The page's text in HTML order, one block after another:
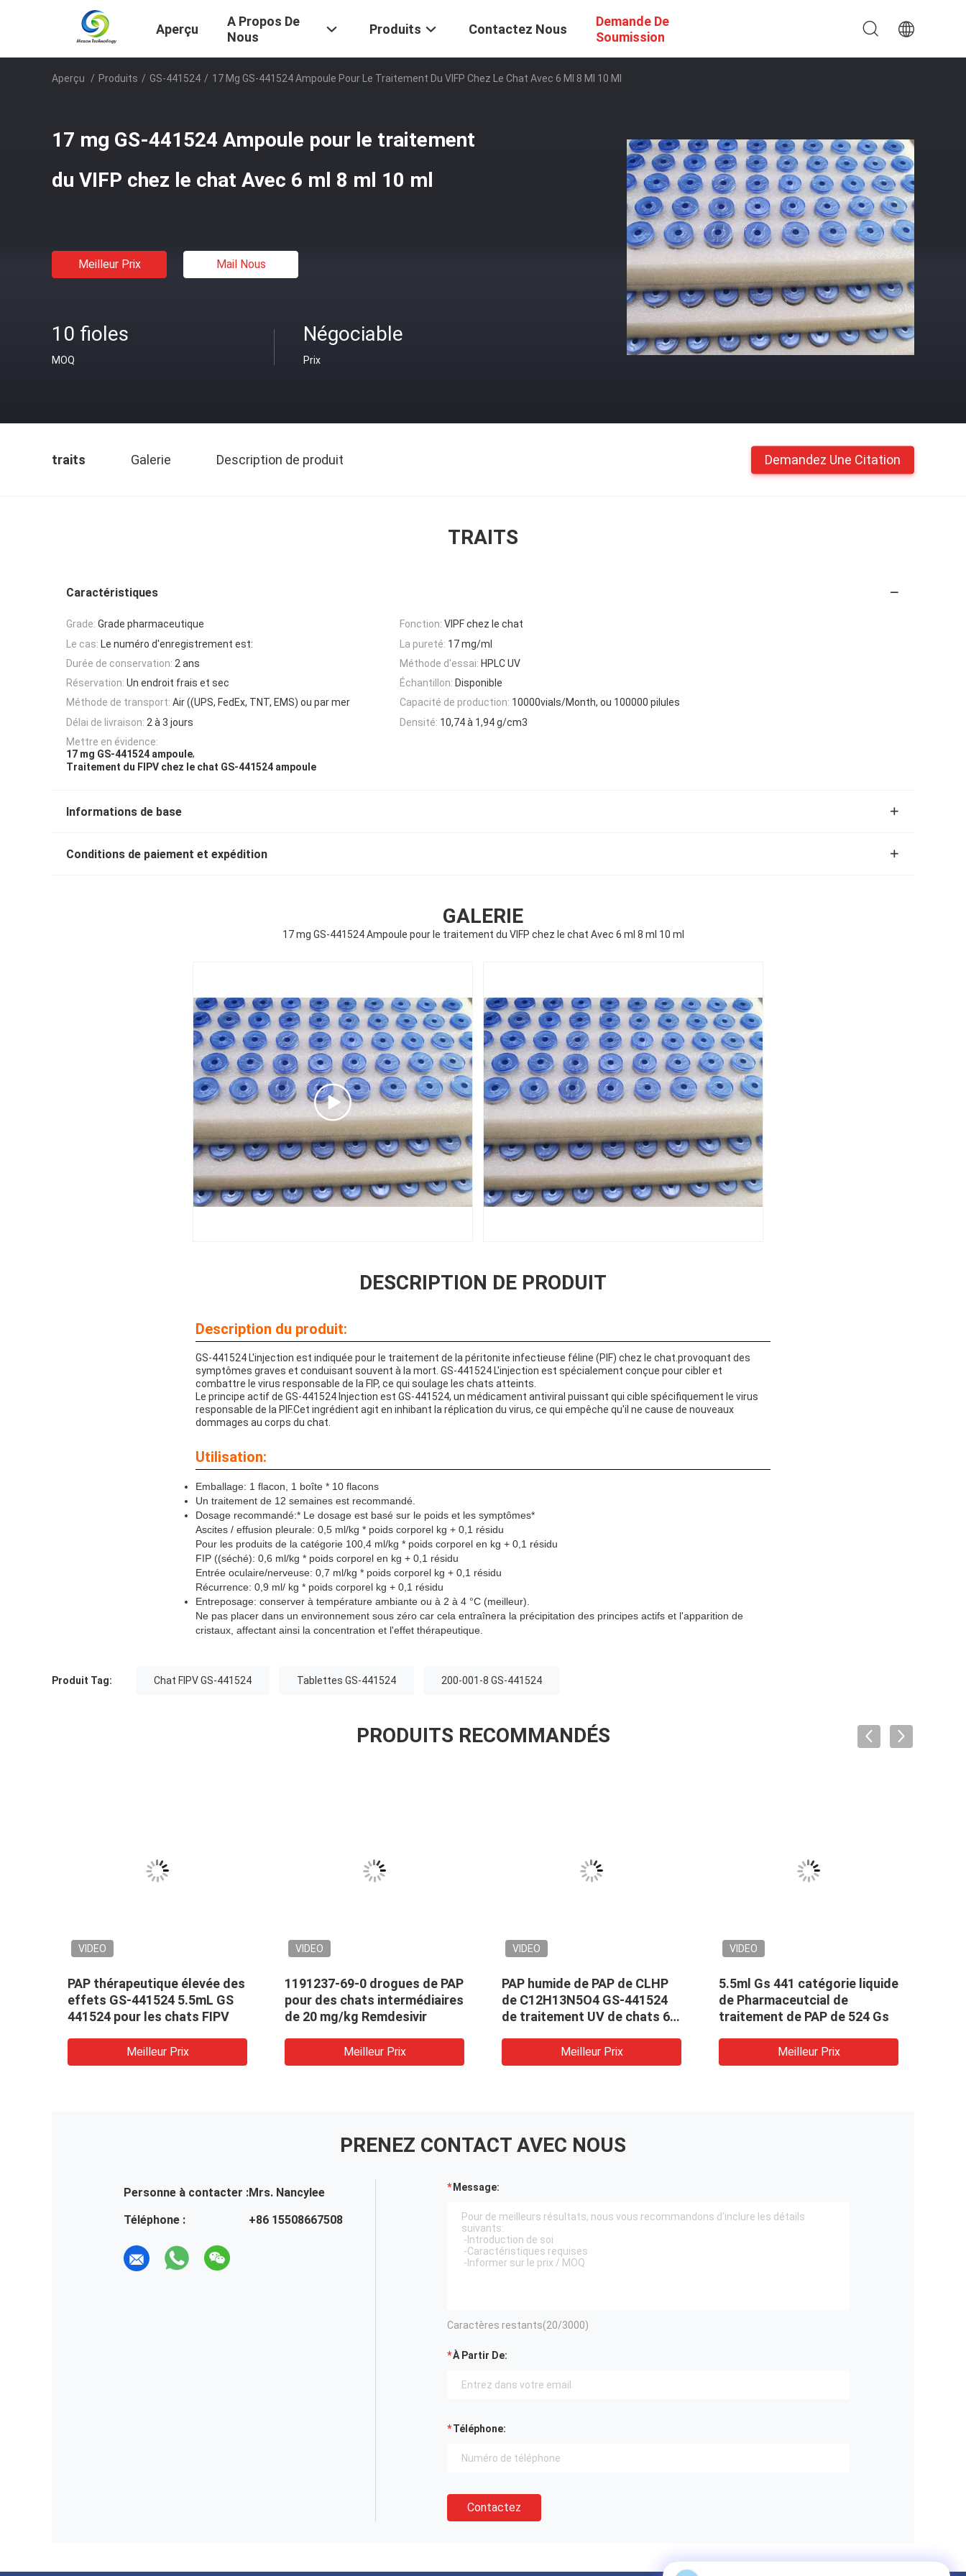
Aperçu
A Propos De
Nous
Produits Contactez Nous
Demande De
Soumission
Aperçu / Produits / GS-441524 / 17 Mg GS-441524 Ampoule Pour Le Traitement Du VIFP Chez Le Chat Avec 6 Ml 8 Ml 10 Ml
17 mg GS-441524 Ampoule pour le traitement
du VIFP chez le chat Avec 6 ml 8 ml 10 ml
Meilleur Prix Mail Nous
10 fioles
MOQ
Négociable
Prix
traits Galerie Description de produit Demandez Une Citation
TRAITS
Caractéristiques
Grade: Grade pharmaceutique Fonction: VIPF chez le chat
Le cas: Le numéro d'enregistrement est: La pureté: 17 mg/ml
Durée de conservation: 2 ans Méthode d'essai: HPLC UV
Réservation: Un endroit frais et sec Échantillon: Disponible
Méthode de transport: Air ((UPS, FedEx, TNT, EMS) ou par mer Capacité de production: 10000vials/Month, ou 100000 pilules
Délai de livraison: 2 à 3 jours Densité: 10,74 à 1,94 g/cm3
Mettre en évidence:
17 mg GS-441524 ampoule,
Traitement du FIPV chez le chat GS-441524 ampoule
Informations de base
Conditions de paiement et expédition
GALERIE
17 mg GS-441524 Ampoule pour le traitement du VIFP chez le chat Avec 6 ml 8 ml 10 ml
DESCRIPTION DE PRODUIT
Description du produit:
GS-441524 L'injection est indiquée pour le traitement de la péritonite infectieuse féline (PIF) chez le chat.provoquant des
symptômes graves et conduisant souvent à la mort. GS-441524 L'injection est spécialement conçue pour cibler et
combattre le virus responsable de la FIP, ce qui soulage les chats atteints.
Le principe actif de GS-441524 Injection est GS-441524, un médicament antiviral puissant qui cible spécifiquement le virus
responsable de la PIF.Cet ingrédient agit en inhibant la réplication du virus, ce qui empêche qu'il ne cause de nouveaux
dommages au corps du chat.
Utilisation:
Emballage: 1 flacon, 1 boîte * 10 flacons
Un traitement de 12 semaines est recommandé.
Dosage recommandé:* Le dosage est basé sur le poids et les symptômes*
Ascites / effusion pleurale: 0,5 ml/kg * poids corporel kg + 0,1 résidu
Pour les produits de la catégorie 100,4 ml/kg * poids corporel en kg + 0,1 résidu
FIP ((séché): 0,6 ml/kg * poids corporel en kg + 0,1 résidu
Entrée oculaire/nerveuse: 0,7 ml/kg * poids corporel kg + 0,1 résidu
Récurrence: 0,9 ml/ kg * poids corporel kg + 0,1 résidu
Entreposage: conserver à température ambiante ou à 2 à 4 °C (meilleur).
Ne pas placer dans un environnement sous zéro car cela entraînera la précipitation des principes actifs et l'apparition de
cristaux, affectant ainsi la concentration et l'effet thérapeutique.
Produit Tag: Chat FIPV GS-441524 Tablettes GS-441524 200-001-8 GS-441524
PRODUITS RECOMMANDÉS
VIDEO
PAP thérapeutique élevée des
effets GS-441524 5.5mL GS
441524 pour les chats FIPV
Meilleur Prix
VIDEO
1191237-69-0 drogues de PAP
pour des chats intermédiaires
de 20 mg/kg Remdesivir
Meilleur Prix
VIDEO
PAP humide de PAP de CLHP
de C12H13N5O4 GS-441524
de traitement UV de chats 6-
Meilleur Prix
VIDEO
5.5ml Gs 441 catégorie liquide
de Pharmaceutcial de
traitement de PAP de 524 Gs
Meilleur Prix
PRENEZ CONTACT AVEC NOUS
Personne à contacter :Mrs. Nancylee
Téléphone :
+86 15508667508
Message:
Caractères restants(20/3000)
À Partir De:
Téléphone:
Contactez